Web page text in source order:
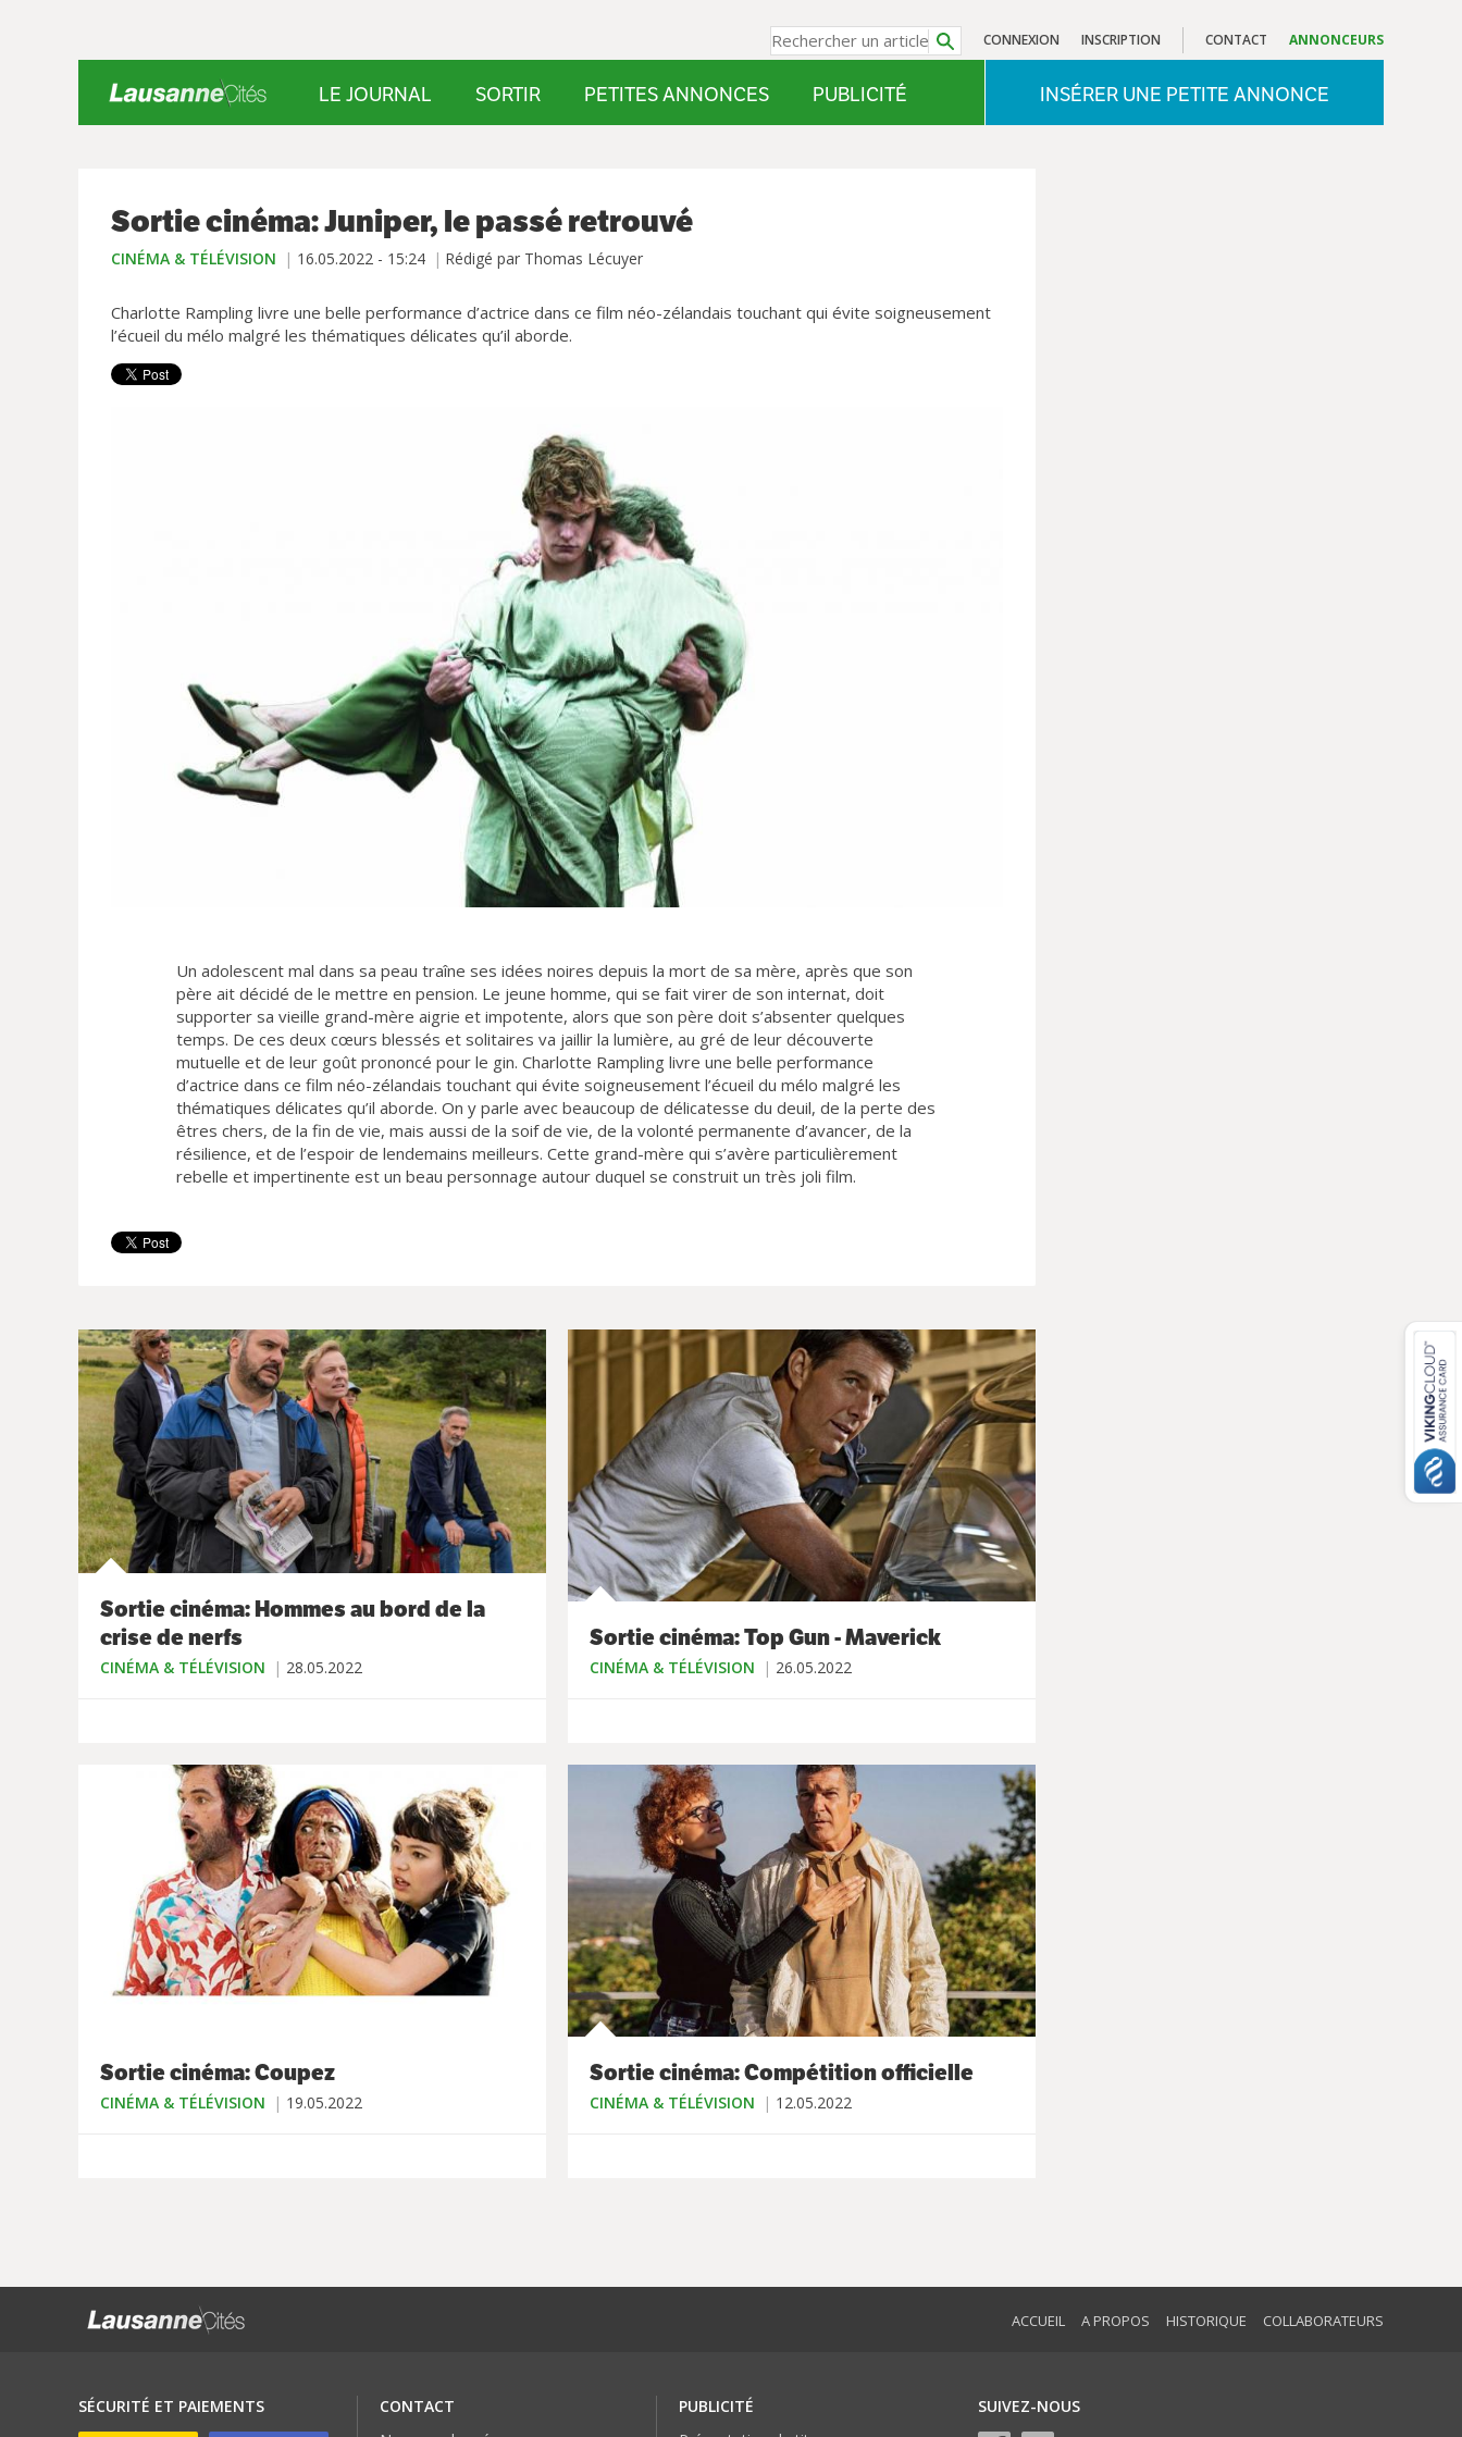
CONTACT ANNONCEURS
CONNEXION INSCRIPTION
LE JOURNAL SORTIR PETITES ANNONCES PUBLICITÉ INSÉRER UNE PETITE ANNONCE
Sortie cinéma: Juniper, le passé retrouvé
CINÉMA & TÉLÉVISION 16.05.2022 - 15:24 Rédigé par Thomas Lécuyer
Charlotte Rampling livre une belle performance d’actrice dans ce film néo-zélandais touchant qui évite soigneusement
l’écueil du mélo malgré les thématiques délicates qu’il aborde.
Un adolescent mal dans sa peau traîne ses idées noires depuis la mort de sa mère, après que son
père ait décidé de le mettre en pension. Le jeune homme, qui se fait virer de son internat, doit
supporter sa vieille grand-mère aigrie et impotente, alors que son père doit s’absenter quelques
temps. De ces deux cœurs blessés et solitaires va jaillir la lumière, au gré de leur découverte
mutuelle et de leur goût prononcé pour le gin. Charlotte Rampling livre une belle performance
d’actrice dans ce film néo-zélandais touchant qui évite soigneusement l’écueil du mélo malgré les
thématiques délicates qu’il aborde. On y parle avec beaucoup de délicatesse du deuil, de la perte des
êtres chers, de la fin de vie, mais aussi de la soif de vie, de la volonté permanente d’avancer, de la
résilience, et de l’espoir de lendemains meilleurs. Cette grand-mère qui s’avère particulièrement
rebelle et impertinente est un beau personnage autour duquel se construit un très joli film.
Sortie cinéma: Hommes au bord de la
crise de nerfs
CINÉMA & TÉLÉVISION 28.05.2022
Sortie cinéma: Top Gun - Maverick
CINÉMA & TÉLÉVISION 26.05.2022
Sortie cinéma: Coupez
CINÉMA & TÉLÉVISION 19.05.2022
Sortie cinéma: Compétition officielle
CINÉMA & TÉLÉVISION 12.05.2022
ACCUEIL A PROPOS HISTORIQUE COLLABORATEURS
SÉCURITÉ ET PAIEMENTS
CONTACT
PUBLICITÉ
SUIVEZ-NOUS